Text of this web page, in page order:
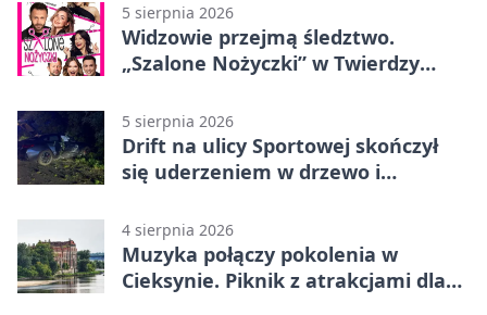
5 sierpnia 2026
Widzowie przejmą śledztwo.
„Szalone Nożyczki” w Twierdzy
5 sierpnia 2026
Drift na ulicy Sportowej skończył
się uderzeniem w drzewo i
4 sierpnia 2026
Muzyka połączy pokolenia w
Cieksynie. Piknik z atrakcjami dla